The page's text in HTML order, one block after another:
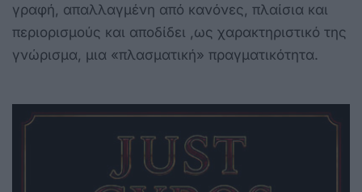
γραφή, απαλλαγμένη από κανόνες, πλαίσια και
περιορισμούς και αποδίδει ,ως χαρακτηριστικό της
γνώρισμα, μια «πλασματική» πραγματικότητα.